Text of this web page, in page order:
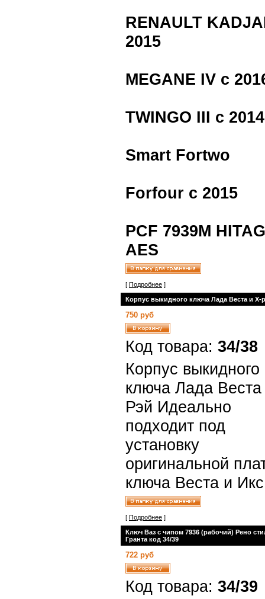
RENAULT
2015
MEGANE IV с
TWINGO III с 2014
Smart Fortwo
Forfour с 2015
PCF 7939M HITAG
AES
[ Подробнее ]
Корпус выкидного ключа Лада Веста и Х-
750 руб
Код товара: 34/38
Корпус выкидного
ключа Лада
Рэй Идеально
подходит под
установку
оригинальной
ключа Веста и
[ Подробнее ]
Ключ Ваз с чипом 7936 (рабочий) Рено
Гранта код 34/39
722 руб
Код товара: 34/39